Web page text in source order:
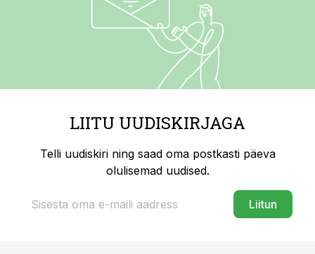
LIITU UUDISKIRJAGA
Telli uudiskiri ning saad oma postkasti päeva
olulisemad uudised.
Liitun